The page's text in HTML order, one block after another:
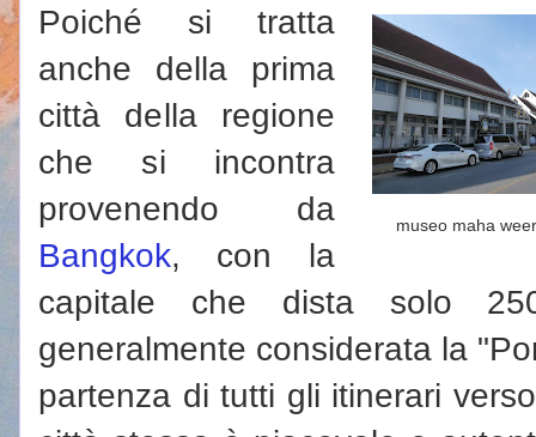
museo maha
Poiché si tratta
anche della prima
città della regione
che si incontra
provenendo da
Bangkok, con la
capitale che dista solo
generalmente considerata la
partenza di tutti gli itinerari